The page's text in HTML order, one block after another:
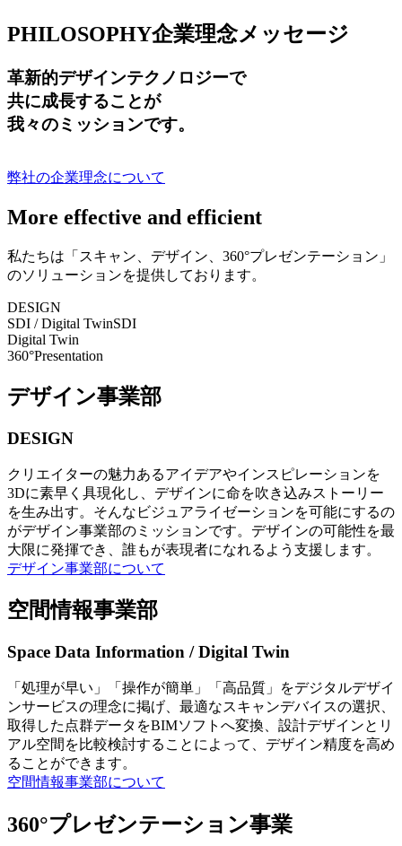
PHILOSOPHY企業理念メッセージ
革新的デザインテクノロジーで
共に成長することが
我々のミッションです。
弊社の企業理念について
More effective and efficient
私たちは「スキャン、デザイン、360°プレゼンテーション」
のソリューションを提供しております。
DESIGN
SDI / Digital TwinSDI
Digital Twin
360°Presentation
デザイン事業部
DESIGN
クリエイターの魅力あるアイデアやインスピレーションを
3Dに素早く具現化し、デザインに命を吹き込みストーリー
を生み出す。そんなビジュアライゼーションを可能にするの
がデザイン事業部のミッションです。デザインの可能性を最
大限に発揮でき、誰もが表現者になれるよう支援します。
デザイン事業部について
空間情報事業部
Space Data Information / Digital Twin
「処理が早い」「操作が簡単」「高品質」をデジタルデザイ
ンサービスの理念に掲げ、最適なスキャンデバイスの選択、
取得した点群データをBIMソフトへ変換、設計デザインとリ
アル空間を比較検討することによって、デザイン精度を高め
ることができます。
空間情報事業部について
360°プレゼンテーション事業